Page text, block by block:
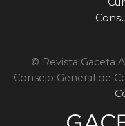
© Revista Gaceta
Consejo General de